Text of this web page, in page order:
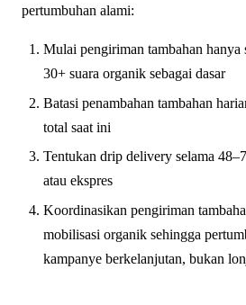
pertumbuhan alami:
Mulai pengiriman tambahan hanya
30+ suara organik sebagai dasar
Batasi penambahan tambahan
total saat ini
Tentukan drip delivery selama
atau ekspres
Koordinasikan pengiriman
mobilisasi organik sehingga
kampanye berkelanjutan, bukan